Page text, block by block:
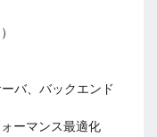
バ、バックエンド
ーマンス最適化